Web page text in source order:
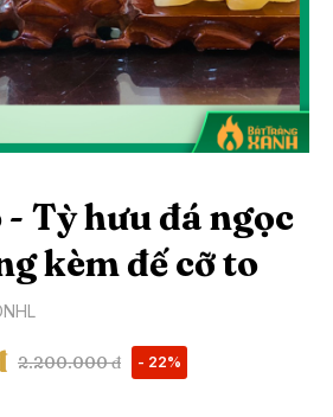
Tỳ hưu đá ngọc
kèm đế cỡ to
2.200.000 đ - 22%